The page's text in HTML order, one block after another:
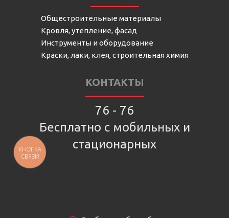
Общестроительные материалы
Кровля, утепление, фасад
Инструменты и оборудование
Краски, лаки, клея, строительная химия
КОНТАКТЫ
76 - 76
Бесплатно с мобильных и
стационарных
КНОПКА
СВЯЗИ